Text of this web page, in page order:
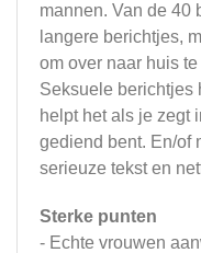
mannen. Van de 40
langere berichtjes,
om over naar huis
Seksuele berichtjes
helpt het als je zegt
gediend bent. En/of
serieuze tekst en
Sterke punten
- Echte vrouwen